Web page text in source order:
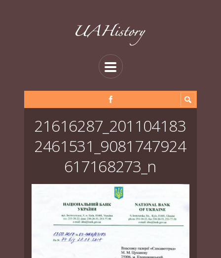
21616287_201104183
2461531_9081747924
617168273_n